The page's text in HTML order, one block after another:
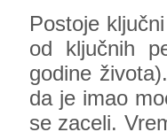
Postoje
od ključnih
godine
da je imao
se zaceli.